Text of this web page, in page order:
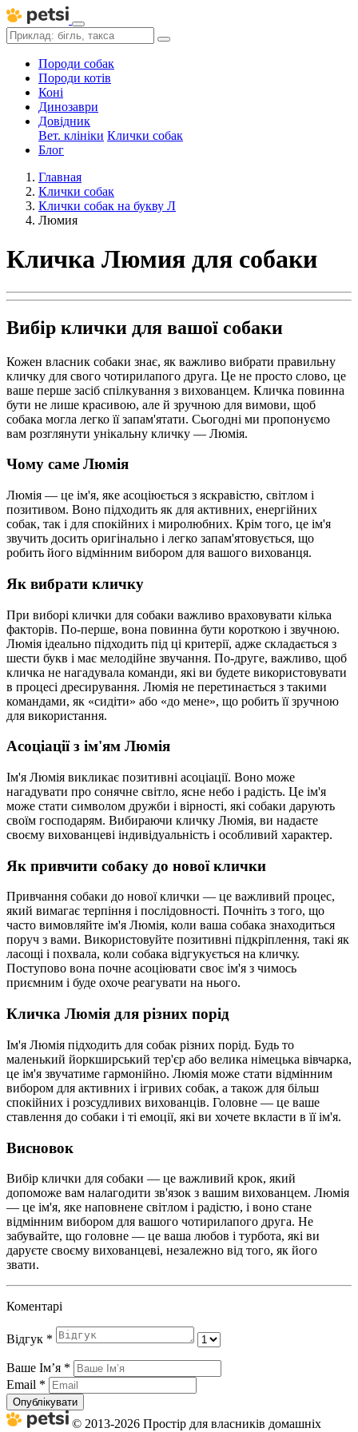
Породи собак
Породи котів
Коні
Динозаври
Довідник
Вет. клініки Клички собак
Блог
Главная
Клички собак
Клички собак на букву Л
Люмия
Кличка Люмия для собаки
Вибір клички для вашої собаки
Кожен власник собаки знає, як важливо вибрати правильну
кличку для свого чотирилапого друга. Це не просто слово, це
ваше перше засіб спілкування з вихованцем. Кличка повинна
бути не лише красивою, але й зручною для вимови, щоб
собака могла легко її запам'ятати. Сьогодні ми пропонуємо
вам розглянути унікальну кличку — Люмія.
Чому саме Люмія
Люмія — це ім'я, яке асоціюється з яскравістю, світлом і
позитивом. Воно підходить як для активних, енергійних
собак, так і для спокійних і миролюбних. Крім того, це ім'я
звучить досить оригінально і легко запам'ятовується, що
робить його відмінним вибором для вашого вихованця.
Як вибрати кличку
При виборі клички для собаки важливо враховувати кілька
факторів. По-перше, вона повинна бути короткою і звучною.
Люмія ідеально підходить під ці критерії, адже складається з
шести букв і має мелодійне звучання. По-друге, важливо, щоб
кличка не нагадувала команди, які ви будете використовувати
в процесі дресирування. Люмія не перетинається з такими
командами, як «сидіти» або «до мене», що робить її зручною
для використання.
Асоціації з ім'ям Люмія
Ім'я Люмія викликає позитивні асоціації. Воно може
нагадувати про сонячне світло, ясне небо і радість. Це ім'я
може стати символом дружби і вірності, які собаки дарують
своїм господарям. Вибираючи кличку Люмія, ви надаєте
своєму вихованцеві індивідуальність і особливий характер.
Як привчити собаку до нової клички
Привчання собаки до нової клички — це важливий процес,
який вимагає терпіння і послідовності. Почніть з того, що
часто вимовляйте ім'я Люмія, коли ваша собака знаходиться
поруч з вами. Використовуйте позитивні підкріплення, такі як
ласощі і похвала, коли собака відгукується на кличку.
Поступово вона почне асоціювати своє ім'я з чимось
приємним і буде охоче реагувати на нього.
Кличка Люмія для різних порід
Ім'я Люмія підходить для собак різних порід. Будь то
маленький йоркширський тер'єр або велика німецька вівчарка,
це ім'я звучатиме гармонійно. Люмія може стати відмінним
вибором для активних і ігривих собак, а також для більш
спокійних і розсудливих вихованців. Головне — це ваше
ставлення до собаки і ті емоції, які ви хочете вкласти в її ім'я.
Висновок
Вибір клички для собаки — це важливий крок, який
допоможе вам налагодити зв'язок з вашим вихованцем. Люмія
— це ім'я, яке наповнене світлом і радістю, і воно стане
відмінним вибором для вашого чотирилапого друга. Не
забувайте, що головне — це ваша любов і турбота, які ви
даруєте своєму вихованцеві, незалежно від того, як його
звати.
Коментарі
Відгук *
Ваше Імʼя *
Email *
Опублікувати
© 2013-2026 Простір для власників домашніх